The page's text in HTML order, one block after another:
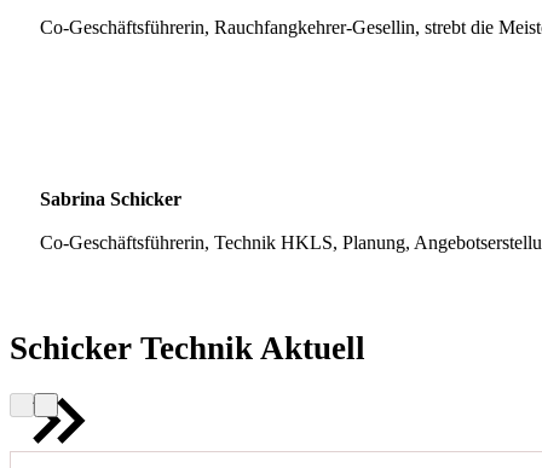
Co-Geschäftsführerin, Rauchfangkehrer-Gesellin, strebt die
Sabrina Schicker
Co-Geschäftsführerin, Technik HKLS, Planung,
Schicker Technik Aktuell